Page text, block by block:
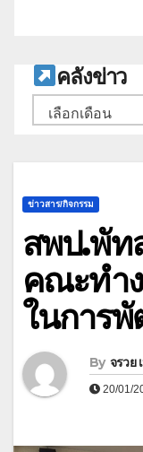
คลังข่าว
คลัง
ข่าวสาร/กิจกรรม
สพป.พัท
คณะทำ
ในการ
By จรวย
20/01/